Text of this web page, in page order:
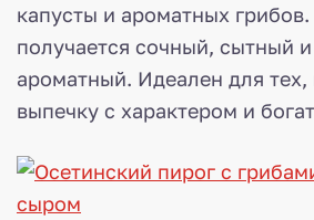
капусты и ароматных
получается сочный, сытный
ароматный. Идеален для тех,
выпечку с характером и